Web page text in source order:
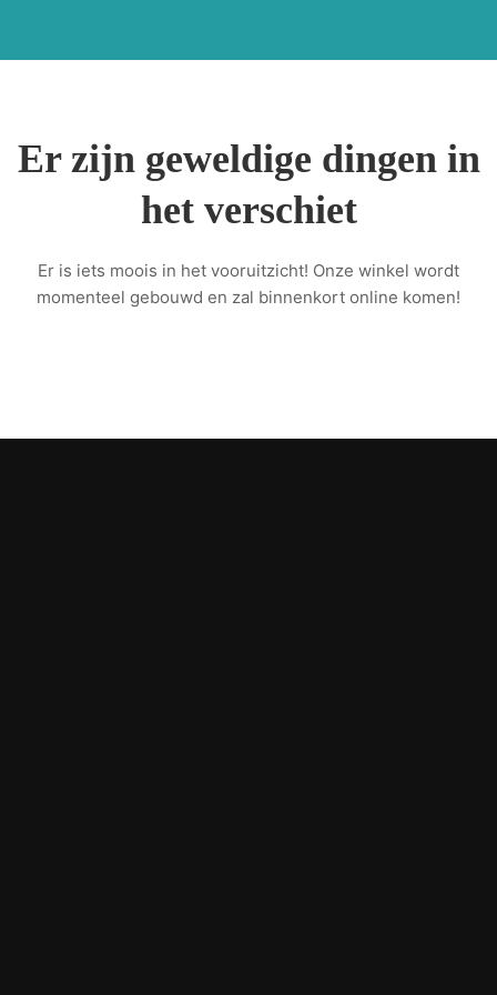
Er zijn geweldige dingen in
het verschiet
Er is iets moois in het vooruitzicht! Onze winkel wordt
momenteel gebouwd en zal binnenkort online komen!